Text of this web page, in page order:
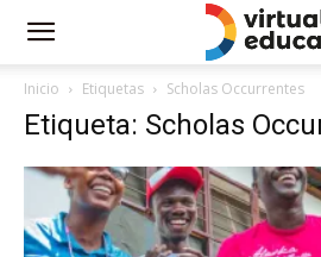
Inicio Etiquetas Scholas Occurrentes
Etiqueta: Scholas